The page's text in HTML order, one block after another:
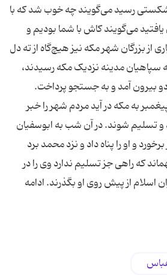
شکستی رسید می‌گویند چه خوب شد که با
یافتید می‌گویند کاش با شما بودیم و
از بزرگان شهر مکه نیز هیچ‌گاه از ته دل
مدینه نزدیک مکه رسیدند،
بیرون آمد و به جستجو پرداخت.
به مکه در آید مردم شهر را خبر
و تسلیم شوند. در آن شب به ابوسفیان
و او را پناه داد و نزد محمد برد
که راهی جز تسلیم ندارد وی را در
اسلام از پیش روی او بگذرند. ادامه